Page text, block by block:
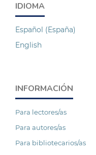
IDIOMA
Español (España)
English
INFORMACIÓN
Para lectores/as
Para autores/as
Para bibliotecarios/as